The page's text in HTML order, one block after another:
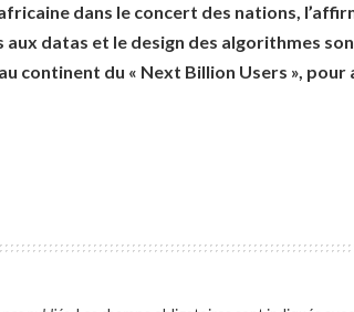
dans le concert des nations,
aux datas et le design des algorithmes
continent du « Next Billion Users »,